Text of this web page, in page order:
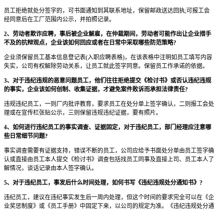
员工拒绝就处分签字的，可书面通知到其联系地址，保留邮政送达回执;可报工会
经同意后在工厂范围内公示，并拍照记录。
2、劳动者欺诈应聘，事后被企业解雇，在仲裁期间，劳动者可能作出让企业措手
不及的抗辩观点，企业该如何回应或者在日常中采取哪些防范策略?
企业须保留员工基本信息登记表(入职应聘表格)，在该表格中注明如员工填写内容
失实，公司有权解除劳动关系，让员工就此签字同意。保留员工作承诺的依据。
3、对于违纪违规的恶意问题员工，他们往往拒绝提交《检讨书》或否认违纪违规
的事实，企业该如何创制、收集证据，才避免案件败诉而承担法律责任?
违规违纪员工，一则厂内批评教育，要求员工在处分单上签字确认，二则报工会处
理或在宣传栏张贴公示，三则保留违规违纪证据，要有照片。
4、如何进行违纪员工的事实调查、证据固定，对于违纪员工，部门经理应注意哪
些日常细节问题?
事实调查需要有证据支持，错误不断的员工，公司应给予书面处分单由员工签字确
认或直接由员工本人提交《检讨书》调查包括找员工同事及直接上司、员工本人了
解情况，谈话记录由本人签字确认。
5、对于违纪员工，事发后什么时间处理，如何书写《违纪违规处分通知书》?
违纪员工，建议在违纪事实发生后一周内处理，但这个时间的要求完全可以在《企
业奖惩制度》或《员工手册》中固定下来，以公司的规定为准。《违纪违规处分通